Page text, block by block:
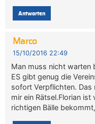
Antworten
Marco
15/10/2016 22:49
Man muss nicht warten
ES gibt genug die
sofort Verpflichten. Das
mir ein Rätsel.Florian
richtigen Bälle